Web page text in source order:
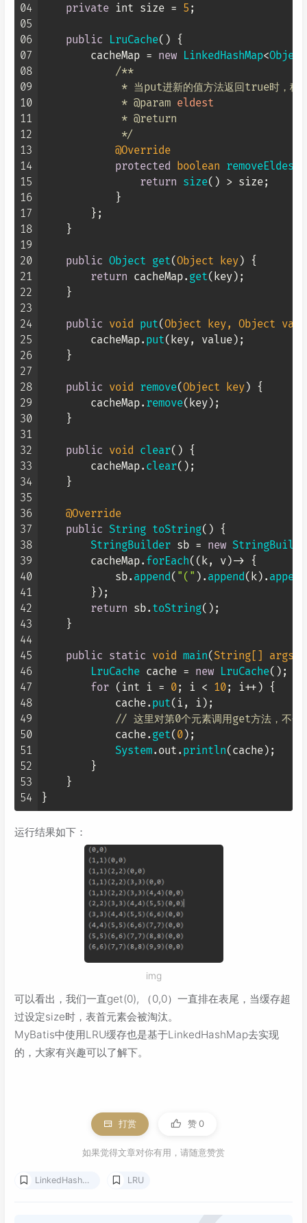
04
05
06
07
08
09
10
11
12
13
14
15
16
17
18
19
20
21
22
23
24
25
26
27
28
29
30
31
32
33
34
35
36
37
38
39
40
41
42
43
44
45
46
47
48
49
50
51
52
53
54
private int size = 5 ;
public LruCache() {
        cacheMap =
new LinkedHashMap<Object
/**
* 当put进新的值方法返回true时，移
             *
@param eldest
             *
@return
             */
@Override
protected boolean
return size() > size;
            }
        };
    }
public Object get(Object key) {
return cacheMap. get(key);
    }
public void put(Object key, Object
        cacheMap.
put(key, value);
    }
public void remove(Object key) {
        cacheMap.
remove(key);
    }
public void clear( ) {
        cacheMap.
clear();
    }
@Override
public String toString( ) {
StringBuilder sb = new
        cacheMap.
forEach((k, v)-> {
            sb.
append( "(" ). append(k). append
        });
return sb. toString();
    }
public static void main( String [] args
LruCache cache = new LruCache();
for (int i = 0; i < 10; i++) {
            cache.
put(i, i);
// 这里对第0个元素调用get方法，不会
            cache.
get( 0);
System. out . println(cache);
        }
    }
运行结果如下：
img
可以看出，我们一直get(0), （0,0）一直排在表尾，当缓存超
过设定size时，表首元素会被淘汰。
MyBatis中使用LRU缓存也是基于LinkedHashMap去实现
的，大家有兴趣可以了解下。
打赏 赞 0
如果觉得文章对你有用，请随意赞赏
LinkedHashMap LRU